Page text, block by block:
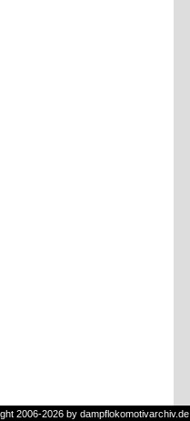
2006-2026 by dampflokomotivarchiv.de